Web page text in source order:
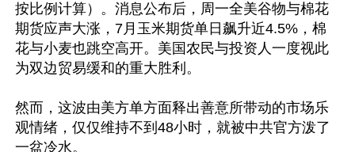
按比例计算）。消息公布后，周一全美谷物与棉花
期货应声大涨，7月玉米期货单日飙升近4.5%，棉
花与小麦也跳空高开。美国农民与投资人一度视此
为双边贸易缓和的重大胜利。
然而，这波由美方单方面释出善意所带动的市场乐
观情绪，仅仅维持不到48小时，就被中共官方泼了
一盆冷水。